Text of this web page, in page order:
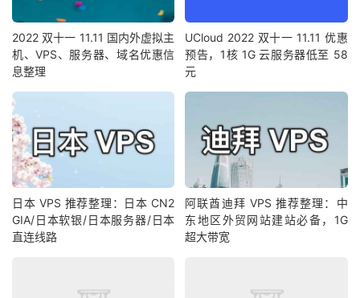
2022 双十一 11.11 国内外虚拟主
机、VPS、服务器、域名优惠信
息整理
UCloud 2022 双十一 11.11 优惠
预告，1核 1G 云服务器低至 58
元
日本 VPS 推荐整理：日本 CN2
GIA/日本软银/日本服务器/日本
直连线路
阿联酋迪拜 VPS 推荐整理：中
东地区外贸网站建站必备，1G
超大带宽